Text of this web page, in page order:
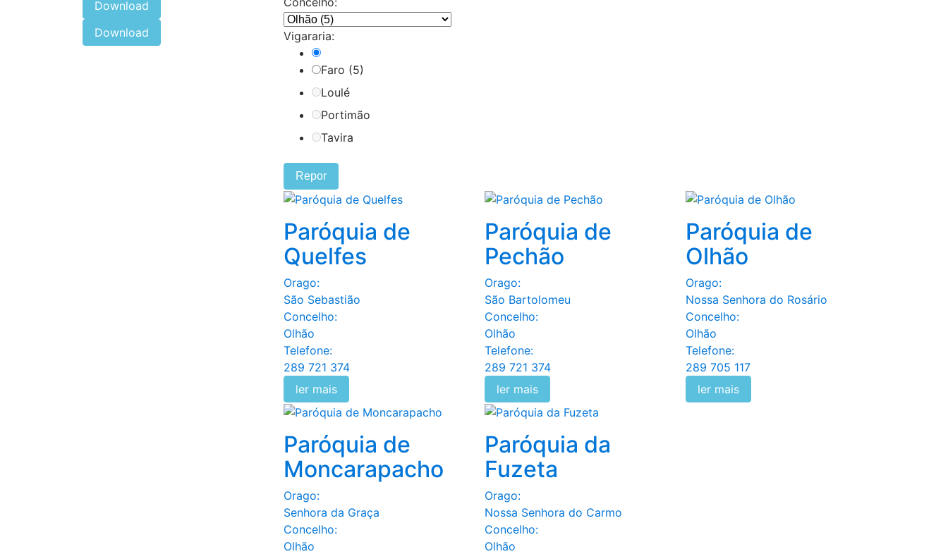
Vigararia:
Faro (5)
Loulé
Portimão
Tavira
Repor
Paróquia de
Quelfes
Orago:
São Sebastião
Concelho:
Olhão
Telefone:
289 721 374
ler mais
Paróquia de
Pechão
Orago:
São Bartolomeu
Concelho:
Olhão
Telefone:
289 721 374
ler mais
Paróquia de
Olhão
Orago:
Nossa Senhora do Rosário
Concelho:
Olhão
Telefone:
289 705 117
ler mais
Paróquia de
Moncarapacho
Orago:
Senhora da Graça
Concelho:
Olhão
Paróquia da
Fuzeta
Orago:
Nossa Senhora do Carmo
Concelho:
Olhão
Download
Download